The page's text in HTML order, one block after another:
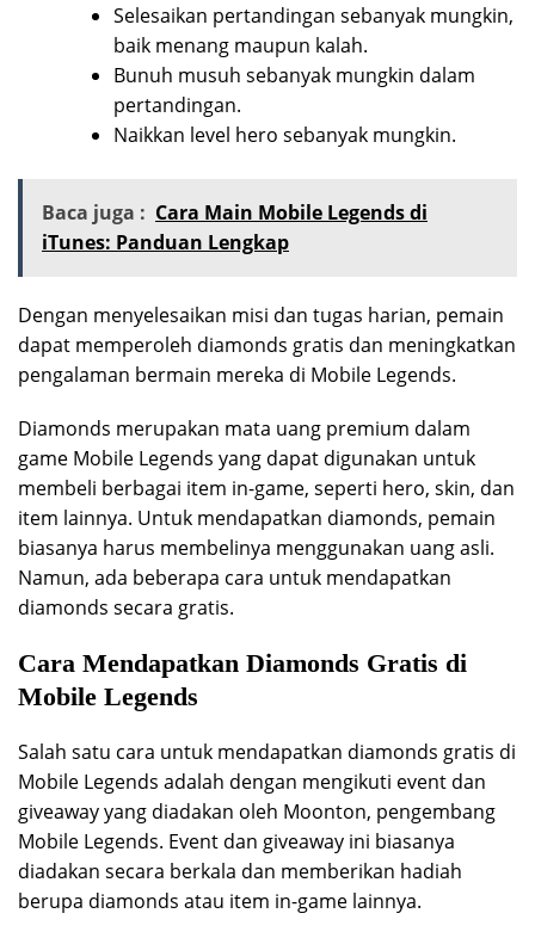
Selesaikan pertandingan sebanyak mungkin,
baik menang maupun kalah.
Bunuh musuh sebanyak mungkin dalam
pertandingan.
Naikkan level hero sebanyak mungkin.
Baca juga : Cara Main Mobile Legends di
iTunes: Panduan Lengkap
Dengan menyelesaikan misi dan tugas harian, pemain
dapat memperoleh diamonds gratis dan meningkatkan
pengalaman bermain mereka di Mobile Legends.
Diamonds merupakan mata uang premium dalam
game Mobile Legends yang dapat digunakan untuk
membeli berbagai item in-game, seperti hero, skin, dan
item lainnya. Untuk mendapatkan diamonds, pemain
biasanya harus membelinya menggunakan uang asli.
Namun, ada beberapa cara untuk mendapatkan
diamonds secara gratis.
Cara Mendapatkan Diamonds Gratis di
Mobile Legends
Salah satu cara untuk mendapatkan diamonds gratis di
Mobile Legends adalah dengan mengikuti event dan
giveaway yang diadakan oleh Moonton, pengembang
Mobile Legends. Event dan giveaway ini biasanya
diadakan secara berkala dan memberikan hadiah
berupa diamonds atau item in-game lainnya.